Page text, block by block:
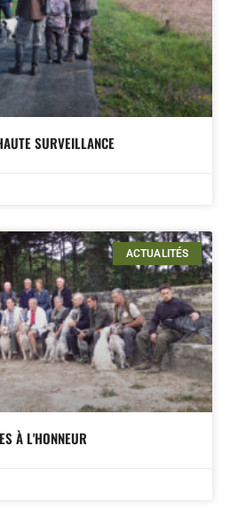
SURVEILLANCE
ACTUALITÉS
À L'HONNEUR